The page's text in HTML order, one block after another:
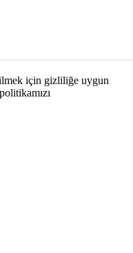
için gizliliğe uygun